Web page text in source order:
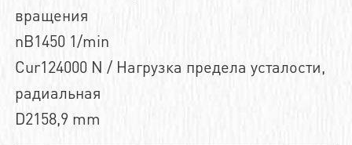
вращения
nB1450 1/min
Cur124000 N / Нагрузка предела усталости,
радиальная
D2158,9 mm